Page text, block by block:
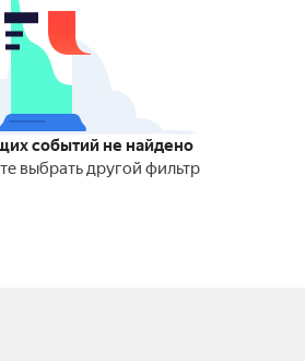
событий не найдено
выбрать другой фильтр